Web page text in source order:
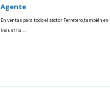
Agente
En ventas para todo el sector Ferretero,también en
Industria....